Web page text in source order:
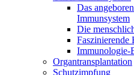
Das
Immunsystem
Die
Faszinierende
Immunologie-
Organtransplantation
Schutzimpfung